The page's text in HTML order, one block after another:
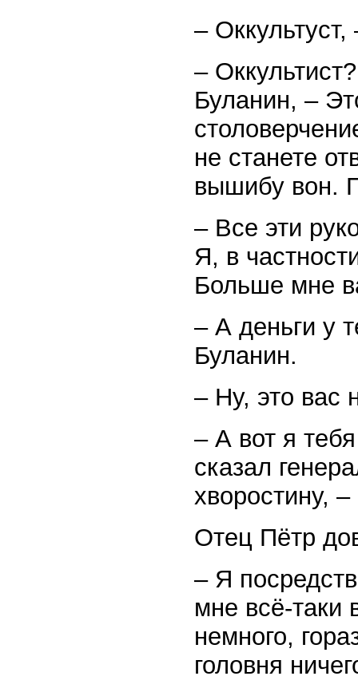
–
–
Буланин, –
не станете
вышибу вон.
– Все эти
Я, в
Больше мне
– А деньги у
Буланин.
– Ну, это вас
– А вот я
сказал
хворостину,
Отец Пётр
– Я
мне всё-таки
немного,
головня